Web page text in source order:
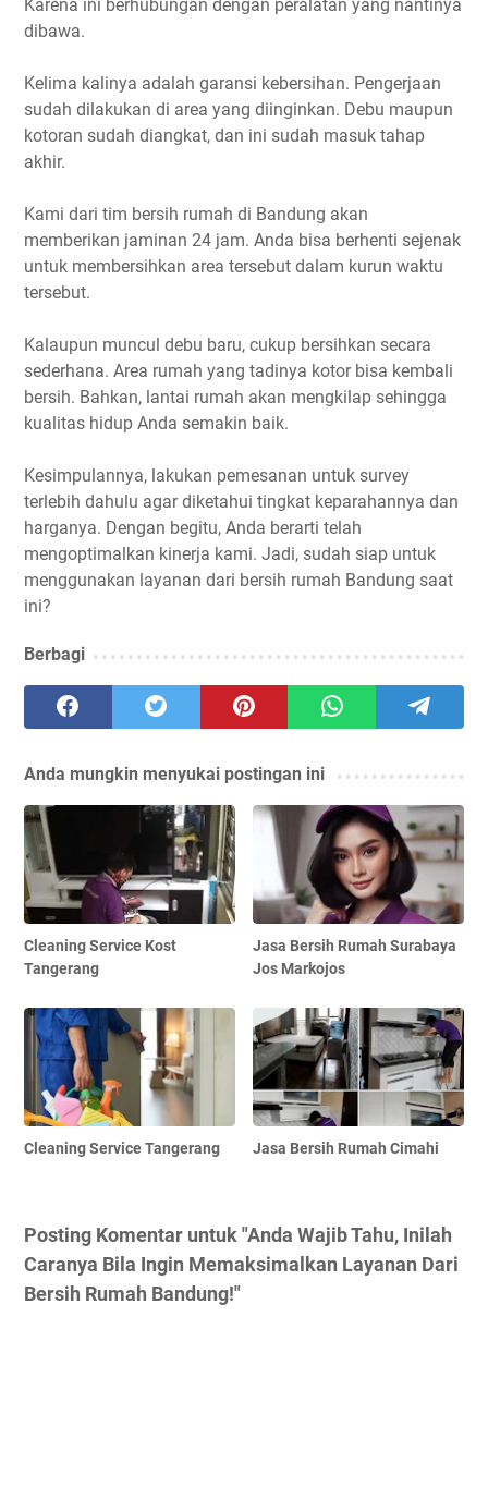
Karena ini berhubungan dengan peralatan yang nantinya
dibawa.
Kelima kalinya adalah garansi kebersihan. Pengerjaan
sudah dilakukan di area yang diinginkan. Debu maupun
kotoran sudah diangkat, dan ini sudah masuk tahap
akhir.
Kami dari tim bersih rumah di Bandung akan
memberikan jaminan 24 jam. Anda bisa berhenti sejenak
untuk membersihkan area tersebut dalam kurun waktu
tersebut.
Kalaupun muncul debu baru, cukup bersihkan secara
sederhana. Area rumah yang tadinya kotor bisa kembali
bersih. Bahkan, lantai rumah akan mengkilap sehingga
kualitas hidup Anda semakin baik.
Kesimpulannya, lakukan pemesanan untuk survey
terlebih dahulu agar diketahui tingkat keparahannya dan
harganya. Dengan begitu, Anda berarti telah
mengoptimalkan kinerja kami. Jadi, sudah siap untuk
menggunakan layanan dari bersih rumah Bandung saat
ini?
Berbagi
Anda mungkin menyukai postingan ini
Cleaning Service Kost
Tangerang
Jasa Bersih Rumah Surabaya
Jos Markojos
Cleaning Service Tangerang Jasa Bersih Rumah Cimahi
Posting Komentar untuk "Anda Wajib Tahu, Inilah
Caranya Bila Ingin Memaksimalkan Layanan Dari
Bersih Rumah Bandung!"